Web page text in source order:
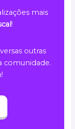
mais
!
outras
comunidade.